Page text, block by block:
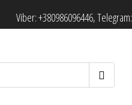
Viber:+380986096446, Telegram: